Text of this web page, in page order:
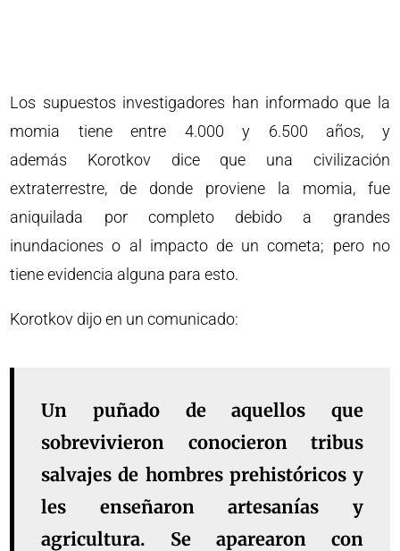
Los supuestos investigadores han informado que la
momia tiene entre 4.000 y 6.500 años, y
además Korotkov dice que una civilización
extraterrestre, de donde proviene la momia, fue
aniquilada por completo debido a grandes
inundaciones o al impacto de un cometa; pero no
tiene evidencia alguna para esto.
Korotkov dijo en un comunicado:
Un puñado de aquellos que
sobrevivieron conocieron tribus
salvajes de hombres prehistóricos y
les enseñaron artesanías y
agricultura. Se aparearon con